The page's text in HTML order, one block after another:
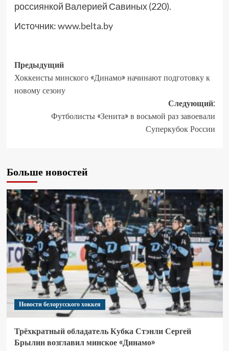
россиянкой Валерией Савиных (220).
Источник:www.belta.by
Предыдущий
Хоккеисты минского «Динамо» начинают подготовку к
новому сезону
Следующий:
Футболисты «Зенита» в восьмой раз завоевали
Суперкубок России
Больше новостей
Новости белорусского хоккея
Трёхкратный обладатель Кубка Стэнли Сергей
Брылин возглавил минское «Динамо»